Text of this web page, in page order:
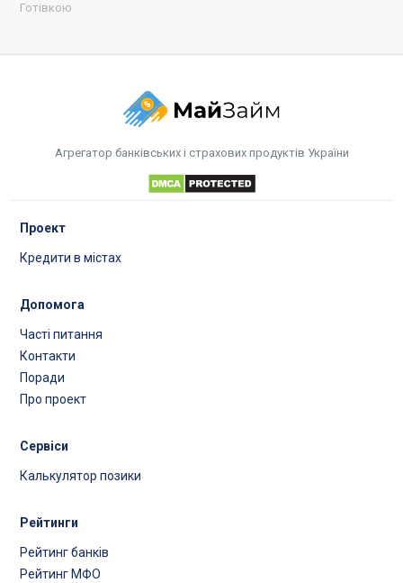
Готівкою
Агрегатор банківських і страхових продуктів України
Проект
Кредити в містах
Допомога
Часті питання
Контакти
Поради
Про проект
Сервіси
Калькулятор позики
Рейтинги
Рейтинг банків
Рейтинг МФО